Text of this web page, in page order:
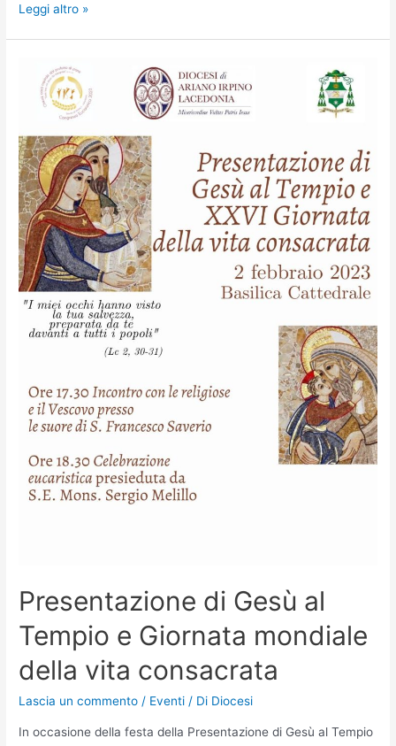
Leggi altro »
Presentazione di Gesù al
Tempio e Giornata mondiale
della vita consacrata
Lascia un commento / Eventi / Di Diocesi
In occasione della festa della Presentazione di Gesù al Tempio